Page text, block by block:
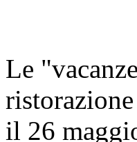
Le
il 26